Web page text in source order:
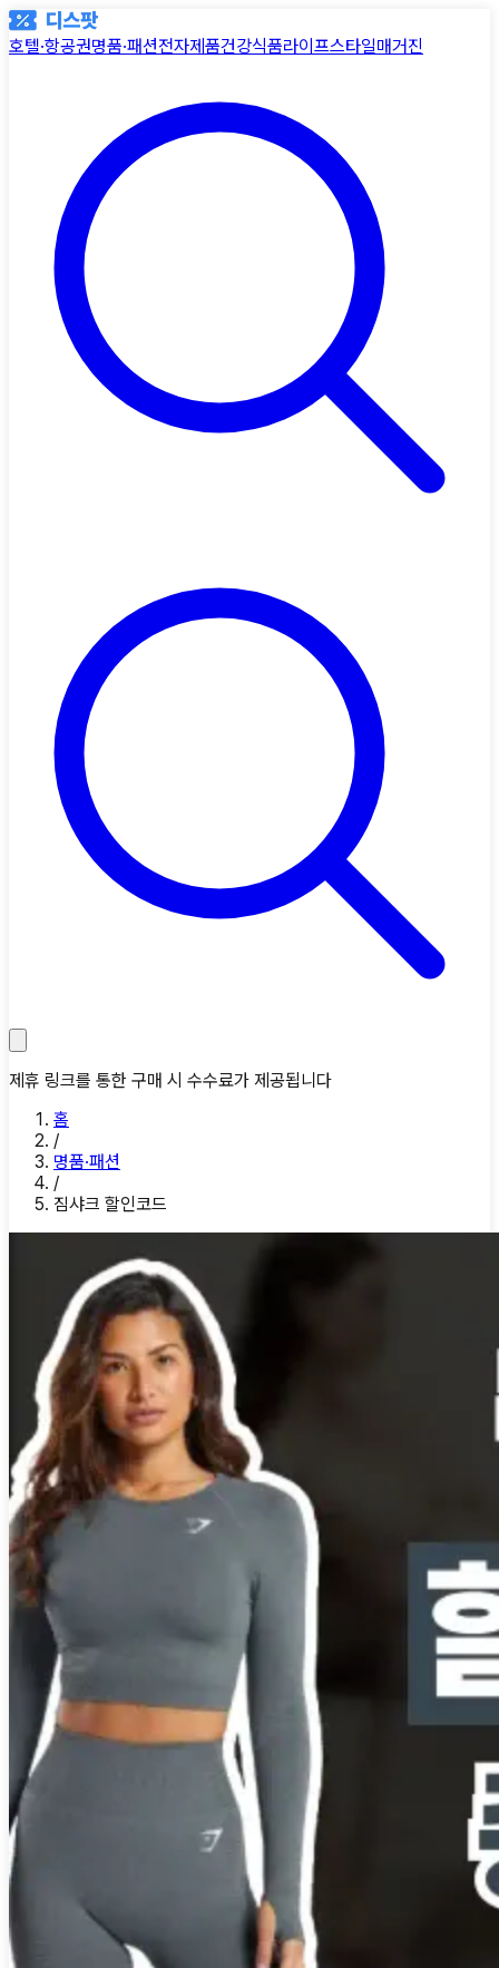
호텔·항공권명품·패션전자제품건강식품라이프스타일매거진
제휴 링크를 통한 구매 시 수수료가 제공됩니다
홈
/
명품·패션
/
짐샤크 할인코드